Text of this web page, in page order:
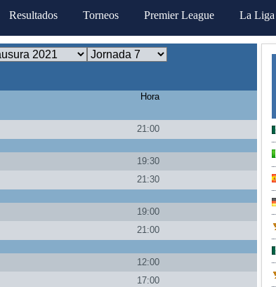
Resultados Torneos Premier League La Liga
Hora
21:00
19:30
21:30
19:00
21:00
12:00
17:00